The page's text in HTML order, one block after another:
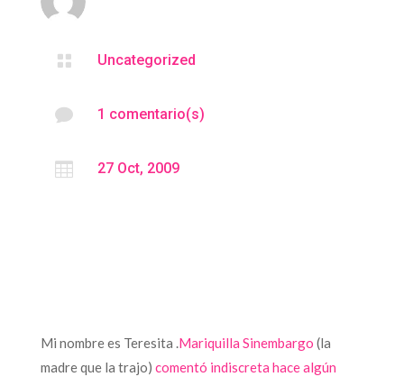
 Uncategorized
 1 comentario(s)
 27 Oct, 2009
Mi nombre es Teresita .Mariquilla Sinembargo (la
madre que la trajo) comentó indiscreta hace algún